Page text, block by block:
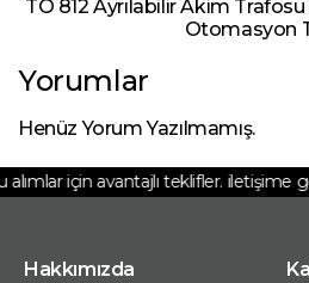
TO 812 Ayrılabilir Akim
Otomasyon
Yorumlar
Henüz Yorum Yazılmamış.
için avantajlı teklifler. iletişime
Hakkımızda